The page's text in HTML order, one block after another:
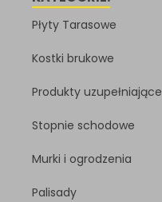
Płyty Tarasowe
Kostki brukowe
Produkty uzupełniające
Stopnie schodowe
Murki i ogrodzenia
Palisady